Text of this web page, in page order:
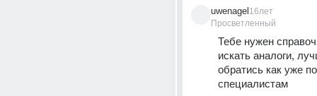
uwenagel
Просветленный
16лет
Тебе нужен
искать аналоги,
обратись как уже
специалистам